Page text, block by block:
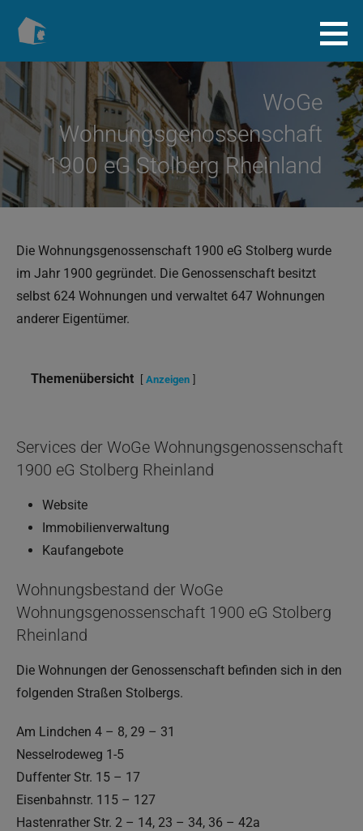
Inhalt
Baugenossenschaft.info
WoGe
Wohnungsgenossenschaft
1900 eG Stolberg Rheinland
Die Wohnungsgenossenschaft 1900 eG Stolberg wurde
im Jahr 1900 gegründet. Die Genossenschaft besitzt
selbst 624 Wohnungen und verwaltet 647 Wohnungen
anderer Eigentümer.
Themenübersicht Anzeigen
Services der WoGe Wohnungsgenossenschaft
1900 eG Stolberg Rheinland
Website
Immobilienverwaltung
Kaufangebote
Wohnungsbestand der WoGe
Wohnungsgenossenschaft 1900 eG Stolberg
Rheinland
Die Wohnungen der Genossenschaft befinden sich in den
folgenden Straßen Stolbergs.
Am Lindchen 4 – 8, 29 – 31
Nesselrodeweg 1-5
Duffenter Str. 15 – 17
Eisenbahnstr. 115 – 127
Hastenrather Str. 2 – 14, 23 – 34, 36 – 42a